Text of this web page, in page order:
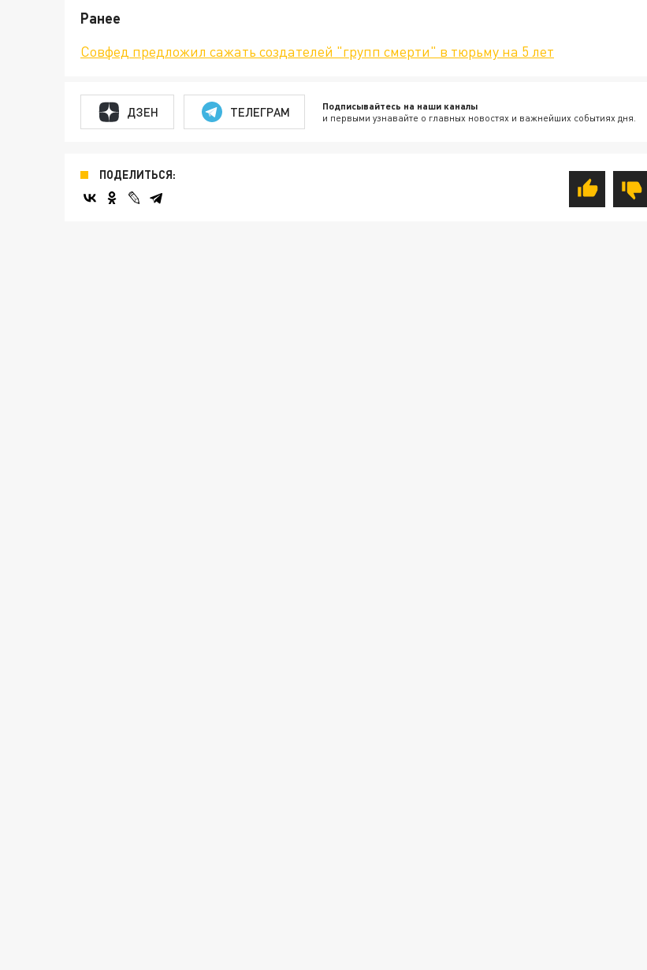
Ранее
Совфед предложил сажать создателей "групп смерти" в тюрьму на 5 лет
ДЗЕН ТЕЛЕГРАМ Подписывайтесь на наши каналы
и первыми узнавайте о главных новостях и важнейших событиях дня.
ПОДЕЛИТЬСЯ: